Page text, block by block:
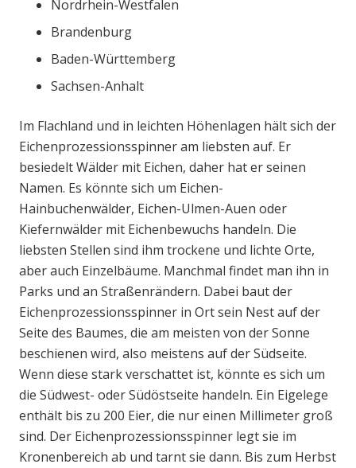
Nordrhein-Westfalen
Brandenburg
Baden-Württemberg
Sachsen-Anhalt
Im Flachland und in leichten Höhenlagen hält sich der
Eichenprozessionsspinner am liebsten auf. Er
besiedelt Wälder mit Eichen, daher hat er seinen
Namen. Es könnte sich um Eichen-
Hainbuchenwälder, Eichen-Ulmen-Auen oder
Kiefernwälder mit Eichenbewuchs handeln. Die
liebsten Stellen sind ihm trockene und lichte Orte,
aber auch Einzelbäume. Manchmal findet man ihn in
Parks und an Straßenrändern. Dabei baut der
Eichenprozessionsspinner in Ort sein Nest auf der
Seite des Baumes, die am meisten von der Sonne
beschienen wird, also meistens auf der Südseite.
Wenn diese stark verschattet ist, könnte es sich um
die Südwest- oder Südöstseite handeln. Ein Eigelege
enthält bis zu 200 Eier, die nur einen Millimeter groß
sind. Der Eichenprozessionsspinner legt sie im
Kronenbereich ab und tarnt sie dann. Bis zum Herbst